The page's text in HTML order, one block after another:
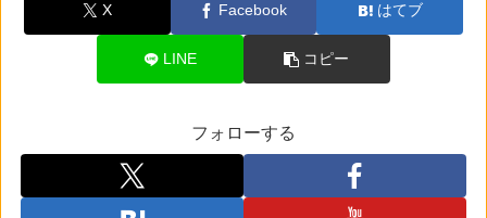
X Facebook はてブ
LINE コピー
フォローする